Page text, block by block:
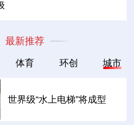
最新推荐
体育 环创 城市
世界级“水上电梯”将成型